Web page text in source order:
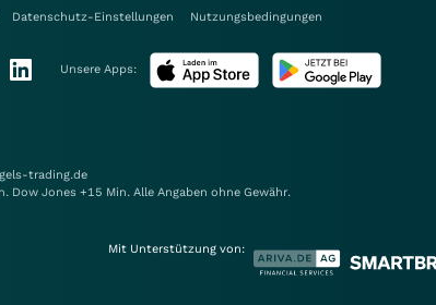
Datenschutz-Einstellungen Nutzungsbedingungen
Unsere Apps:
trading.de
Dow Jones +15 Min. Alle Angaben ohne Gewähr.
Mit Unterstützung von: